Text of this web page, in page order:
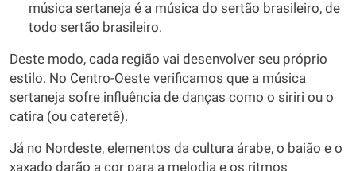
música sertaneja é a música do sertão brasileiro, de
todo sertão brasileiro.
Deste modo, cada região vai desenvolver seu próprio
estilo. No Centro-Oeste verificamos que a música
sertaneja sofre influência de danças como o siriri ou o
catira (ou cateretê).
Já no Nordeste, elementos da cultura árabe, o baião e o
xaxado darão a cor para a melodia e os ritmos